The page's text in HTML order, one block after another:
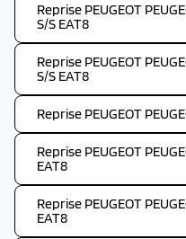
Reprise PEUGEOT
S/S EAT8
Reprise PEUGEOT
S/S EAT8
Reprise PEUGEOT
Reprise PEUGEOT
EAT8
Reprise PEUGEOT
EAT8